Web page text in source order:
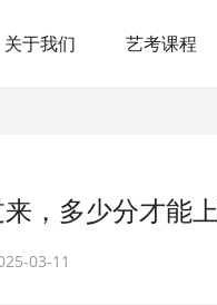
关于我们 艺考课程
，多少分才能
03-11